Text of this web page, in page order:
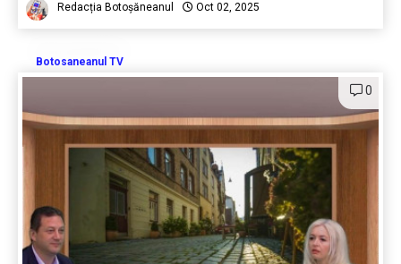
Redacția Botoșăneanul Oct 02, 2025
Botosaneanul TV
0